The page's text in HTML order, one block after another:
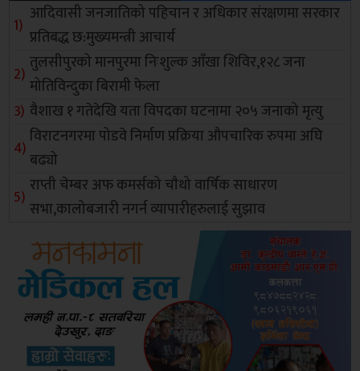
आदिवासी जनजातिको पहिचान र अधिकार संरक्षणमा सरकार
प्रतिबद्ध छ:मुख्यमन्त्री आचार्य
तुलसीपुरको मानपुरमा निःशुल्क आँखा शिविर,१२८ जना
मोतिविन्दुका बिरामी फेला
वैशाख १ गतेदेखि यता विपदका घटनामा २०५ जनाको मृत्यु
विराटनगरमा पोडवे निर्माण प्रक्रिया औपचारिक रुपमा अघि
बढ्यो
राप्ती चेम्बर अफ कमर्सको चाैथो वार्षिक साधारण
सभा,कालोबजारी नगर्न व्यापारीहरुलाई सुझाव